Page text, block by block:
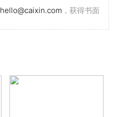
hello@caixin.com ，获得书面